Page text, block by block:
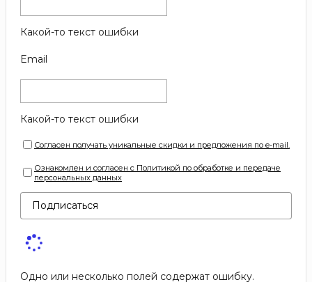
Какой-то текст ошибки
Email
Какой-то текст ошибки
Согласен получать уникальные скидки и предложения по e-mail.
Ознакомлен и согласен с Политикой по обработке и передаче
персональных данных
Подписаться
Одно или несколько полей содержат ошибку.